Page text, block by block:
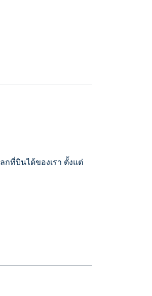
ที่บินได้ของเรา ตั้งแต่